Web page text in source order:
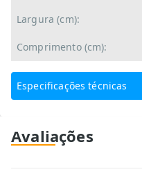
Largura (cm):
Comprimento (cm):
Especificações técnicas
Avaliações